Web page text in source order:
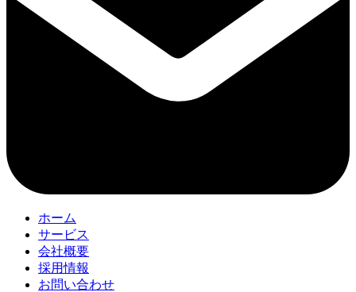
ホーム
サービス
会社概要
採用情報
お問い合わせ